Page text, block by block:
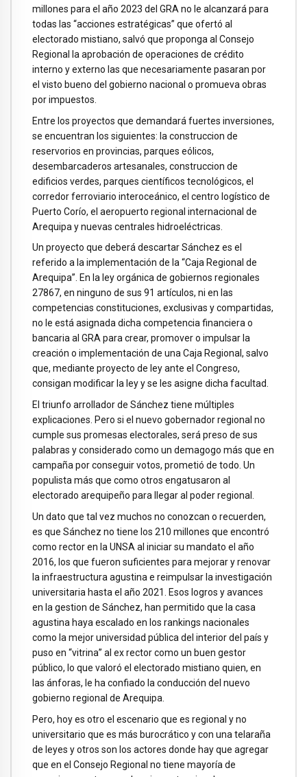
millones para el año 2023 del GRA no le alcanzará para
todas las “acciones estratégicas” que ofertó al
electorado mistiano, salvó que proponga al Consejo
Regional la aprobación de operaciones de crédito
interno y externo las que necesariamente pasaran por
el visto bueno del gobierno nacional o promueva obras
por impuestos.
Entre los proyectos que demandará fuertes inversiones,
se encuentran los siguientes: la construccion de
reservorios en provincias, parques eólicos,
desembarcaderos artesanales, construccion de
edificios verdes, parques científicos tecnológicos, el
corredor ferroviario interoceánico, el centro logístico de
Puerto Corío, el aeropuerto regional internacional de
Arequipa y nuevas centrales hidroeléctricas.
Un proyecto que deberá descartar Sánchez es el
referido a la implementación de la “Caja Regional de
Arequipa”. En la ley orgánica de gobiernos regionales
27867, en ninguno de sus 91 artículos, ni en las
competencias constituciones, exclusivas y compartidas,
no le está asignada dicha competencia financiera o
bancaria al GRA para crear, promover o impulsar la
creación o implementación de una Caja Regional, salvo
que, mediante proyecto de ley ante el Congreso,
consigan modificar la ley y se les asigne dicha facultad.
El triunfo arrollador de Sánchez tiene múltiples
explicaciones. Pero si el nuevo gobernador regional no
cumple sus promesas electorales, será preso de sus
palabras y considerado como un demagogo más que en
campaña por conseguir votos, prometió de todo. Un
populista más que como otros engatusaron al
electorado arequipeño para llegar al poder regional.
Un dato que tal vez muchos no conozcan o recuerden,
es que Sánchez no tiene los 210 millones que encontró
como rector en la UNSA al iniciar su mandato el año
2016, los que fueron suficientes para mejorar y renovar
la infraestructura agustina e reimpulsar la investigación
universitaria hasta el año 2021. Esos logros y avances
en la gestion de Sánchez, han permitido que la casa
agustina haya escalado en los rankings nacionales
como la mejor universidad pública del interior del país y
puso en “vitrina” al ex rector como un buen gestor
público, lo que valoró el electorado mistiano quien, en
las ánforas, le ha confiado la conducción del nuevo
gobierno regional de Arequipa.
Pero, hoy es otro el escenario que es regional y no
universitario que es más burocrático y con una telaraña
de leyes y otros son los actores donde hay que agregar
que en el Consejo Regional no tiene mayoría de